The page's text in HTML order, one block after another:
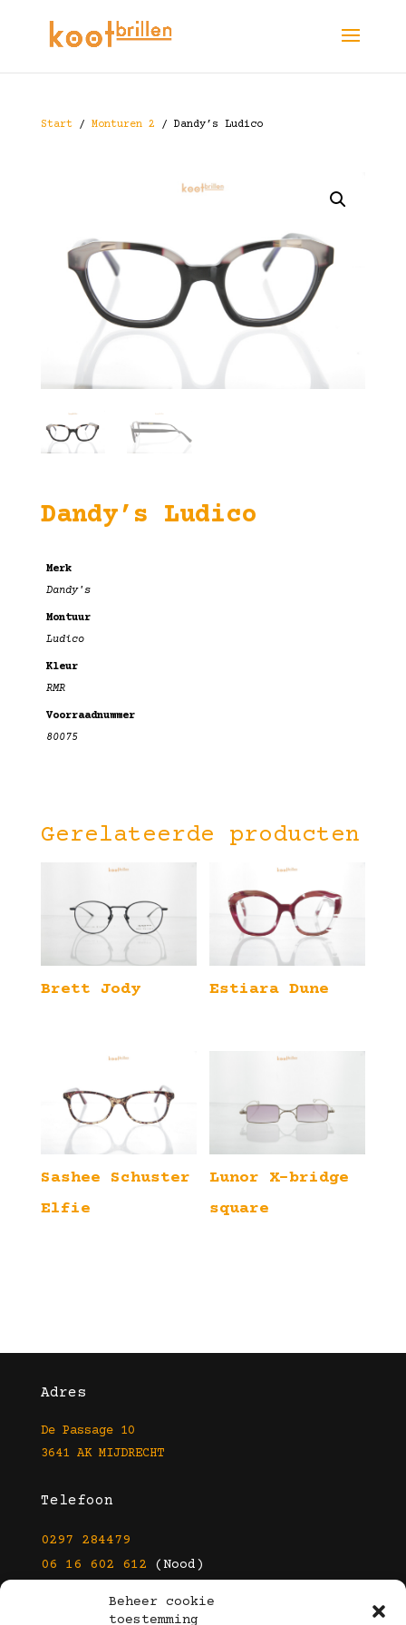
Beheer cookie
toestemming
Start/ Monturen 2 / Dandy’s Ludico
Dandy’s Ludico
Merk
Dandy's
Montuur
Ludico
Kleur
RMR
Voorraadnummer
80075
Gerelateerde producten
Brett Jody Estiara Dune
Sashee Schuster
Elfie
Lunor X-bridge
square
Adres
De Passage 10
3641 AK MIJDRECHT
Telefoon
0297 284479
06 16 602 612 (Nood)